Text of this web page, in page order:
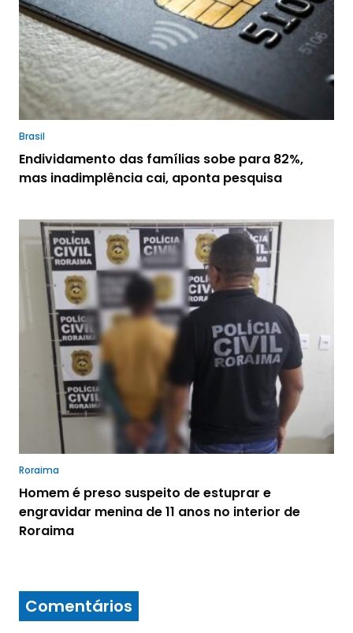
Brasil
Endividamento das famílias sobe para 82%,
mas inadimplência cai, aponta pesquisa
Roraima
Homem é preso suspeito de estuprar e
engravidar menina de 11 anos no interior de
Roraima
Comentários